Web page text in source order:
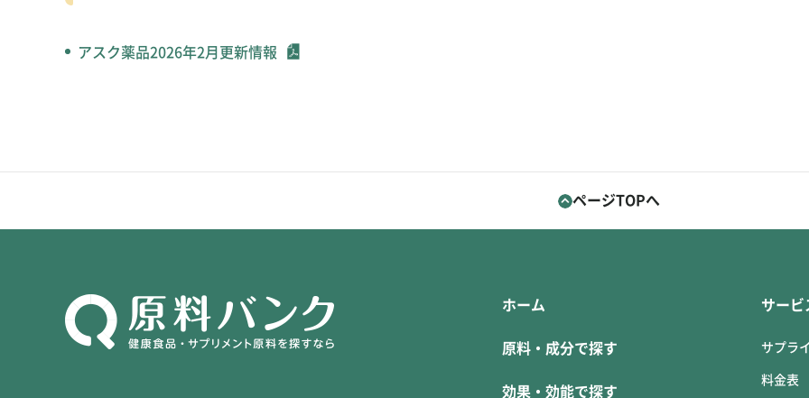
アスク薬品2026年2月更新情報
ページTOPへ
ホーム
原料・成分で探す
効果・効能で探す
サービ
サプラ
料金表